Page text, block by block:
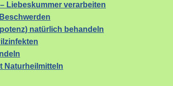
Liebeskummer verarbeiten
natürlich behandeln
Naturheilmitteln